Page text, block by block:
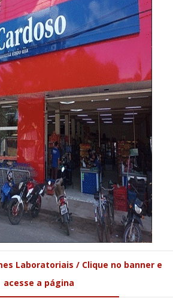
Laboratoriais / Clique no banner e
acesse a página